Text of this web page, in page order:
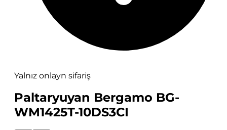
Yalnız onlayn sifariş
Paltaryuyan Bergamo BG-
WM1425T-10DS3CI